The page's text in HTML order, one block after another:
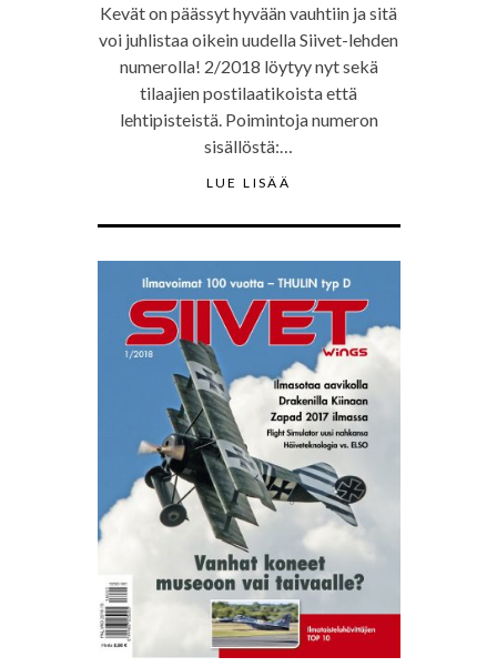
Kevät on päässyt hyvään vauhtiin ja sitä
voi juhlistaa oikein uudella Siivet-lehden
numerolla! 2/2018 löytyy nyt sekä
tilaajien postilaatikoista että
lehtipisteistä. Poimintoja numeron
sisällöstä:…
LUE LISÄÄ